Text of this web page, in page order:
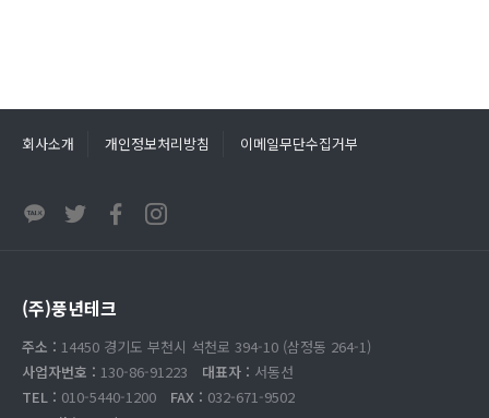
회사소개 개인정보처리방침 이메일무단수집거부
(주)풍년테크
주소 : 14450 경기도 부천시 석천로 394-10 (삼정동 264-1)
사업자번호 : 130-86-91223 대표자 : 서동선
TEL : 010-5440-1200 FAX : 032-671-9502